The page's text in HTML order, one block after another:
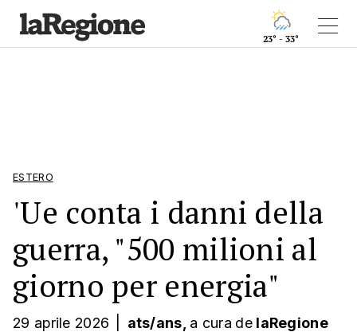
23° - 33°
ESTERO
'Ue conta i danni della
guerra, "500 milioni al
giorno per energia"
29 aprile 2026 ats/ans, a cura de laRegione